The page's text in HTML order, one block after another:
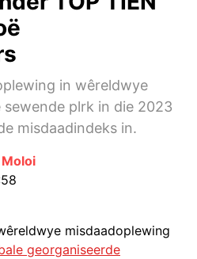
in wêreldwye
sewende plrk in die 2023
misdaadindeks in.
misdaadoplewing
georganiseerde